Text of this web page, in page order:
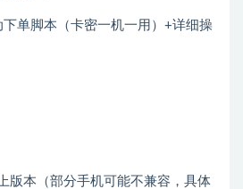
单脚本（卡密一机一用）+详细操
版本（部分手机可能不兼容，具体